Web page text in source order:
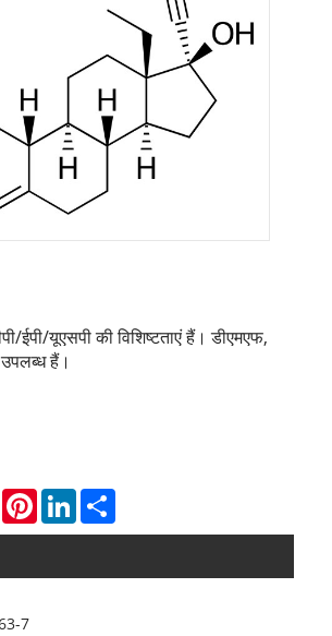
ईपी/यूएसपी की विशिष्टताएं हैं। डीएमएफ,
हैं।
WhatsAppPinterestLinkedIn
7